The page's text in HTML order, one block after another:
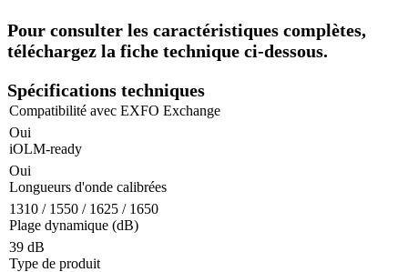
Pour consulter les caractéristiques complètes,
téléchargez la fiche technique ci-dessous.
Spécifications techniques
Compatibilité avec EXFO Exchange
Oui
iOLM-ready
Oui
Longueurs d'onde calibrées
1310 / 1550 / 1625 / 1650
Plage dynamique (dB)
39 dB
Type de produit